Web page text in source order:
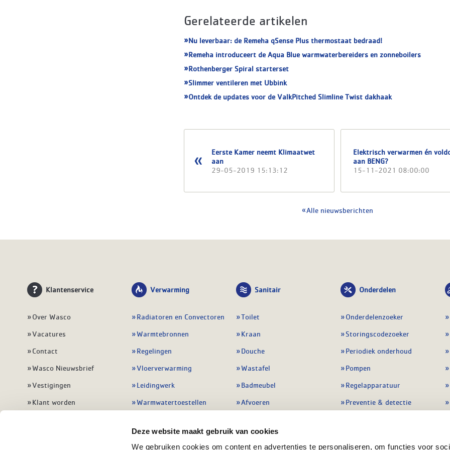
Deze website maakt gebruik van cookies
We gebruiken cookies om content en advertenties te personaliseren, om functies voor
Gerelateerde artikelen
Nu leverbaar: de Remeha qSense Plus thermostaat bedraad!
Remeha introduceert de Aqua Blue warmwaterbereiders en zonneboilers
Rothenberger Spiral starterset
Slimmer ventileren met Ubbink
Ontdek de updates voor de ValkPitched Slimline Twist dakhaak
Eerste Kamer neemt Klimaatwet
aan
29-05-2019 15:13:12
Elektrisch verwarmen én
aan BENG?
15-11-2021 08:00:00
Alle nieuwsberichten
Klantenservice
Over Wasco
Vacatures
Contact
Wasco Nieuwsbrief
Vestigingen
Klant worden
Verwarming
Radiatoren en Convectoren
Warmtebronnen
Regelingen
Vloerverwarming
Leidingwerk
Warmwatertoestellen
Sanitair
Toilet
Kraan
Douche
Wastafel
Badmeubel
Afvoeren
Onderdelen
Onderdelenzoeker
Storingscodezoeker
Periodiek onderhoud
Pompen
Regelapparatuur
Preventie & detectie